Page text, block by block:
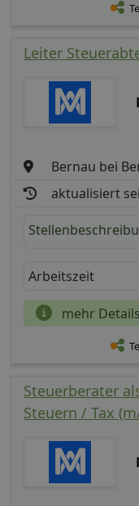
Leiter
Bernau bei
aktualisiert
Arbeitszeit
mehr Details
Steuerberater
Steuern / Tax